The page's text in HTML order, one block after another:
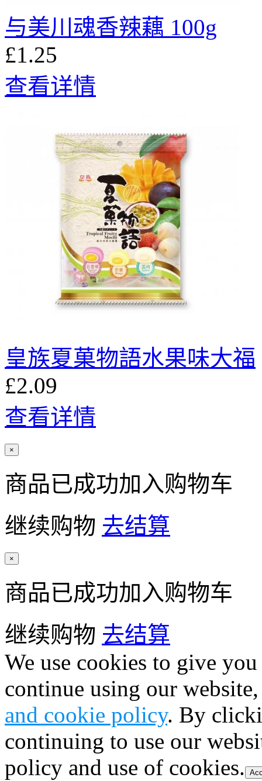
与美川魂香辣藕 100g
£1.25
查看详情
皇族夏菓物語水果味大福
£2.09
查看详情
×
商品已成功加入购物车
继续购物 去结算
×
商品已成功加入购物车
继续购物 去结算
We use cookies to give
continue using our
and cookie policy. By
continuing to use our
policy and use of cookies.